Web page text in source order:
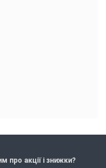
про акції і знижки?